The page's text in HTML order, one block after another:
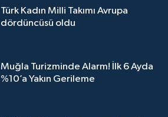
Türk Kadın Milli Takımı Avrupa
dördüncüsü oldu
Muğla Turizminde Alarm! İlk 6 Ayda
%10’a Yakın Gerileme